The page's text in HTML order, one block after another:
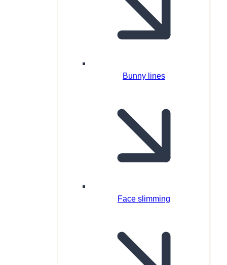
Bunny lines
Face slimming